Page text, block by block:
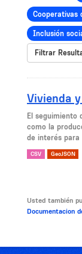
Cooperativas
Inclusión
Filtrar
Vivienda
El
como la
de interés para
CSV GeoJSON
Usted también
Documentacion